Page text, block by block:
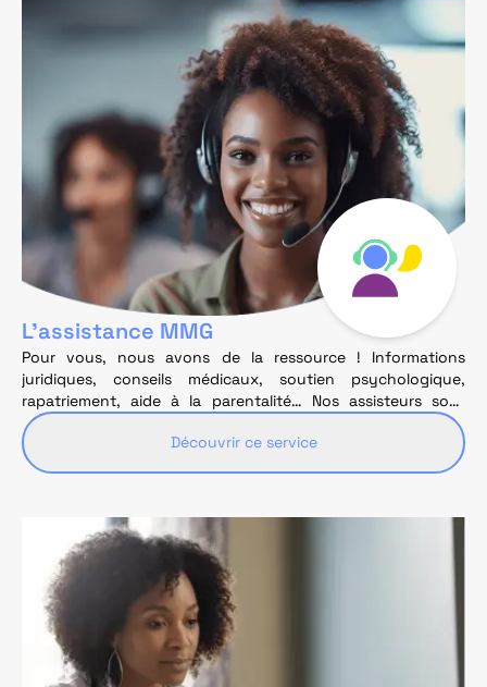
L’assistance MMG
Pour vous, nous avons de la ressource ! Informations
juridiques, conseils médicaux, soutien psychologique,
rapatriement, aide à la parentalité… Nos assisteurs sont
joignables 24 h/24 et 7j/7 pour vous orienter vers la solution
d’assistance la plus adéquate.Découvrir ce service